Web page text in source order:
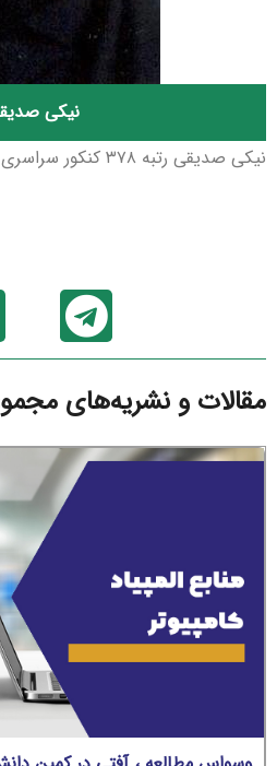
نیکی
نیکی صدیقی رتبه ۳۷۸ کنکور سراسری فیزیک دانشگاه تهران
مقالات و نشریه‌های